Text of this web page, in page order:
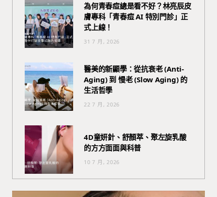
為何青春痘總是看不好？林亮辰皮
膚專科「青春痘 AI 特別門診」正
式上線！
31 7 月, 2026
醫美的新顯學：從抗衰老 (Anti-
Aging) 到 慢老 (Slow Aging) 的
生活哲學
22 7 月, 2026
4D童妍針、舒顏萃、聚左旋乳酸
的方方面面與科普
10 7 月, 2026